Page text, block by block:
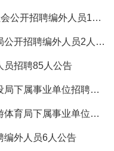
2026.8.5普陀区交通运输局面向社会公开招聘编外人员1人公告
2026舟山市普陀区综合行政执法局公开招聘编外人员2人公告
员招聘85人公告
2026宁波市鄞州区住房和城乡建设局下属事业单位招聘编外人员2人
2026宁波市鄞州区文化和广电旅游体育局下属事业单位招聘编外人员
编外人员6人公告